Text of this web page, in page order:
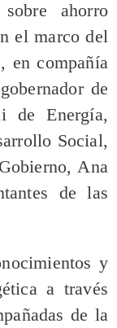
ahorro
el marco del
en compañía
de
de Energía,
Social,
Ana
de las
y
a través
de la